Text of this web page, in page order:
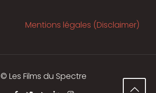
Mentions légales (Disclaimer)
© Les Films du Spectre